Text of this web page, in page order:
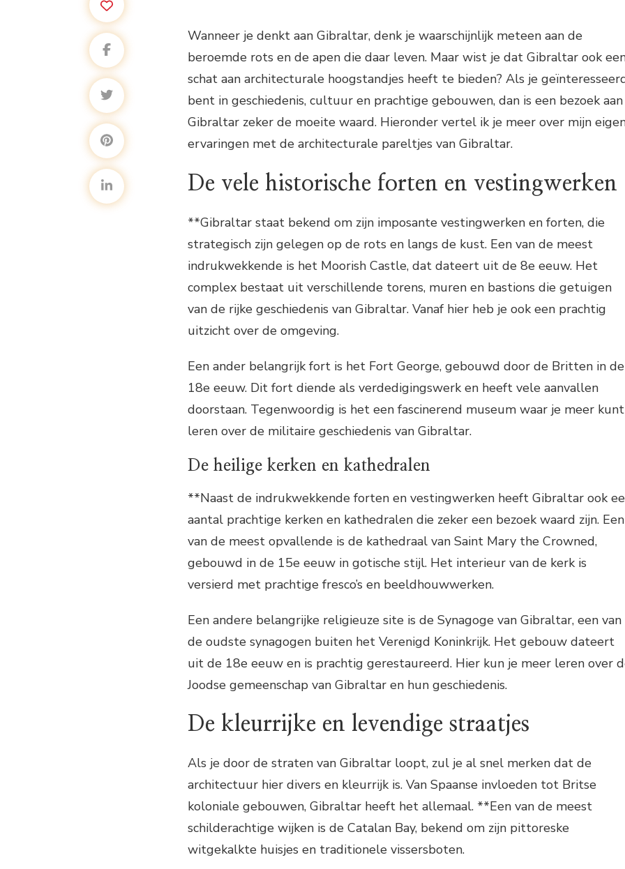
Wanneer je denkt aan Gibraltar, denk je waarschijnlijk meteen aan de
beroemde rots en de apen die daar leven. Maar wist je dat Gibraltar ook
schat aan architecturale hoogstandjes heeft te bieden? Als je
bent in geschiedenis, cultuur en prachtige gebouwen, dan is een bezoek aan
Gibraltar zeker de moeite waard. Hieronder vertel ik je meer over mijn
ervaringen met de architecturale pareltjes van Gibraltar.
De vele historische forten en vestingwerken
**Gibraltar staat bekend om zijn imposante vestingwerken en forten, die
strategisch zijn gelegen op de rots en langs de kust. Een van de meest
indrukwekkende is het Moorish Castle, dat dateert uit de 8e eeuw. Het
complex bestaat uit verschillende torens, muren en bastions die getuigen
van de rijke geschiedenis van Gibraltar. Vanaf hier heb je ook een prachtig
uitzicht over de omgeving.
Een ander belangrijk fort is het Fort George, gebouwd door de Britten in de
18e eeuw. Dit fort diende als verdedigingswerk en heeft vele aanvallen
doorstaan. Tegenwoordig is het een fascinerend museum waar je meer kunt
leren over de militaire geschiedenis van Gibraltar.
De heilige kerken en kathedralen
**Naast de indrukwekkende forten en vestingwerken heeft Gibraltar ook
aantal prachtige kerken en kathedralen die zeker een bezoek waard zijn. Een
van de meest opvallende is de kathedraal van Saint Mary the Crowned,
gebouwd in de 15e eeuw in gotische stijl. Het interieur van de kerk is
versierd met prachtige fresco’s en beeldhouwwerken.
Een andere belangrijke religieuze site is de Synagoge van Gibraltar, een van
de oudste synagogen buiten het Verenigd Koninkrijk. Het gebouw dateert
uit de 18e eeuw en is prachtig gerestaureerd. Hier kun je meer leren over
Joodse gemeenschap van Gibraltar en hun geschiedenis.
De kleurrijke en levendige straatjes
Als je door de straten van Gibraltar loopt, zul je al snel merken dat de
architectuur hier divers en kleurrijk is. Van Spaanse invloeden tot Britse
koloniale gebouwen, Gibraltar heeft het allemaal. **Een van de meest
schilderachtige wijken is de Catalan Bay, bekend om zijn pittoreske
witgekalkte huisjes en traditionele vissersboten.